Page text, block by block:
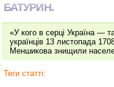
БАТУРИН.
«У кого в серці Україна —
українців 13 листопада
Меншикова знищили
Теги статті: